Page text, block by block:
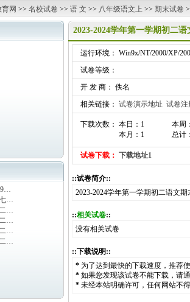
网 >> 名校试卷 >> 语 文 >> 八年级语文上 >> 期末试卷
七…
二…
二…
二…
二…
2023-2024学年第一学期初二
运行环境： Win9x/NT/2000/XP/
试卷等级：
开 发 商： 佚名
相关链接： 试卷演示地址 试卷注
下载次数： 本日：1
本月：1
本周
总计
试卷下载： 下载地址1
::试卷简介::
2023-2024学年第一学期初二语文
::相关试卷::
没有相关试卷
::下载说明::
* 为了达到最快的下载速度，推荐
* 如果您发现该试卷不能下载，请
* 未经本站明确许可，任何网站不